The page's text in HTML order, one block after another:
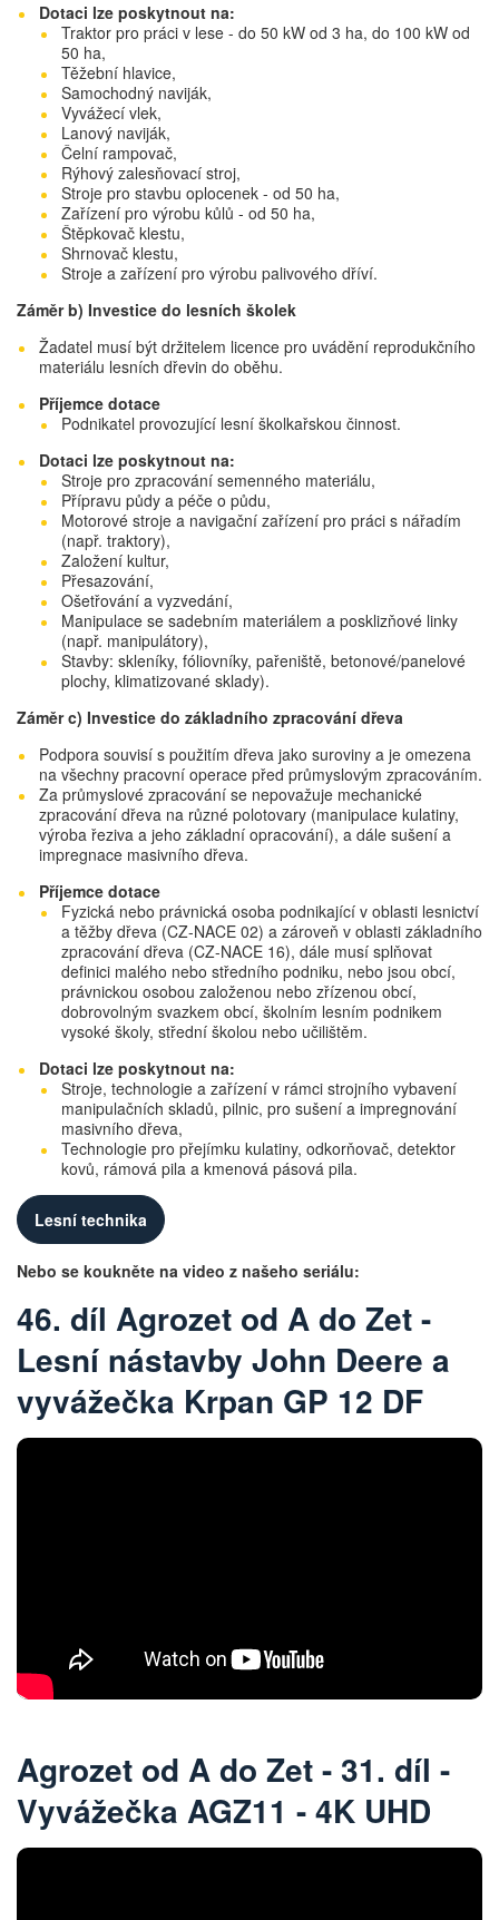
Dotaci lze poskytnout na:
Traktor pro práci v lese - do 50 kW od 3 ha, do 100 kW od
50 ha,
Těžební hlavice,
Samochodný naviják,
Vyvážecí vlek,
Lanový naviják,
Čelní rampovač,
Rýhový zalesňovací stroj,
Stroje pro stavbu oplocenek - od 50 ha,
Zařízení pro výrobu kůlů - od 50 ha,
Štěpkovač klestu,
Shrnovač klestu,
Stroje a zařízení pro výrobu palivového dříví.
Záměr b) Investice do lesních školek
Žadatel musí být držitelem licence pro uvádění reprodukčního
materiálu lesních dřevin do oběhu.
Příjemce dotace
Podnikatel provozující lesní školkařskou činnost.
Dotaci lze poskytnout na:
Stroje pro zpracování semenného materiálu,
Přípravu půdy a péče o půdu,
Motorové stroje a navigační zařízení pro práci s nářadím
(např. traktory),
Založení kultur,
Přesazování,
Ošetřování a vyzvedání,
Manipulace se sadebním materiálem a posklizňové linky
(např. manipulátory),
Stavby: skleníky, fóliovníky, pařeniště, betonové/panelové
plochy, klimatizované sklady).
Záměr c) Investice do základního zpracování dřeva
Podpora souvisí s použitím dřeva jako suroviny a je omezena
na všechny pracovní operace před průmyslovým zpracováním.
Za průmyslové zpracování se nepovažuje mechanické
zpracování dřeva na různé polotovary (manipulace kulatiny,
výroba řeziva a jeho základní opracování), a dále sušení a
impregnace masivního dřeva.
Příjemce dotace
Fyzická nebo právnická osoba podnikající v oblasti lesnictví
a těžby dřeva (CZ-NACE 02) a zároveň v oblasti základního
zpracování dřeva (CZ-NACE 16), dále musí splňovat
definici malého nebo středního podniku, nebo jsou obcí,
právnickou osobou založenou nebo zřízenou obcí,
dobrovolným svazkem obcí, školním lesním podnikem
vysoké školy, střední školou nebo učilištěm.
Dotaci lze poskytnout na:
Stroje, technologie a zařízení v rámci strojního vybavení
manipulačních skladů, pilnic, pro sušení a impregnování
masivního dřeva,
Technologie pro přejímku kulatiny, odkorňovač, detektor
kovů, rámová pila a kmenová pásová pila.
Lesní technika
Nebo se koukněte na video z našeho seriálu:
46. díl Agrozet od A do Zet -
Lesní nástavby John Deere a
vyvážečka Krpan GP 12 DF
Agrozet od A do Zet - 31. díl -
Vyvážečka AGZ11 - 4K UHD